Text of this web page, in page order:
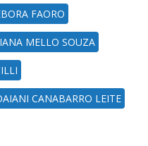
FAORO
MELLO SOUZA
CANABARRO LEITE